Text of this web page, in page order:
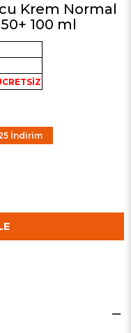
Krem Normal
100 ml
İndirim